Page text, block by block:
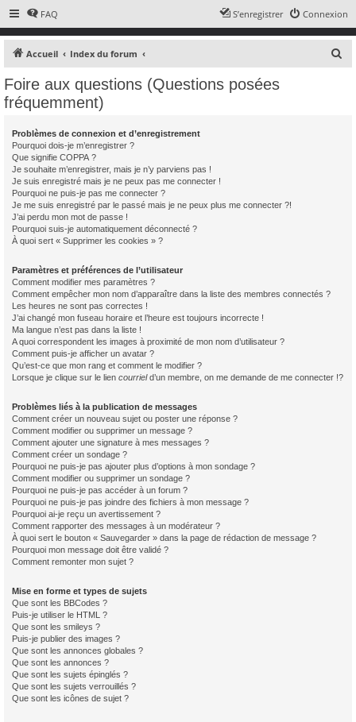
FAQ Connexion
S’enregistrer
Accueil Index du forum
Foire aux questions (Questions posées
fréquemment)
Problèmes de connexion et d’enregistrement
Pourquoi dois-je m’enregistrer ?
Que signifie COPPA ?
Je souhaite m’enregistrer, mais je n’y parviens pas !
Je suis enregistré mais je ne peux pas me connecter !
Pourquoi ne puis-je pas me connecter ?
Je me suis enregistré par le passé mais je ne peux plus me connecter ?!
J’ai perdu mon mot de passe !
Pourquoi suis-je automatiquement déconnecté ?
À quoi sert « Supprimer les cookies » ?
Paramètres et préférences de l’utilisateur
Comment modifier mes paramètres ?
Comment empêcher mon nom d’apparaître dans la liste des membres connectés ?
Les heures ne sont pas correctes !
J’ai changé mon fuseau horaire et l’heure est toujours incorrecte !
Ma langue n’est pas dans la liste !
A quoi correspondent les images à proximité de mon nom d’utilisateur ?
Comment puis-je afficher un avatar ?
Qu’est-ce que mon rang et comment le modifier ?
Lorsque je clique sur le lien courrield’un membre, on me demande de me connecter !?
Problèmes liés à la publication de messages
Comment créer un nouveau sujet ou poster une réponse ?
Comment modifier ou supprimer un message ?
Comment ajouter une signature à mes messages ?
Comment créer un sondage ?
Pourquoi ne puis-je pas ajouter plus d’options à mon sondage ?
Comment modifier ou supprimer un sondage ?
Pourquoi ne puis-je pas accéder à un forum ?
Pourquoi ne puis-je pas joindre des fichiers à mon message ?
Pourquoi ai-je reçu un avertissement ?
Comment rapporter des messages à un modérateur ?
À quoi sert le bouton « Sauvegarder » dans la page de rédaction de message ?
Pourquoi mon message doit être validé ?
Comment remonter mon sujet ?
Mise en forme et types de sujets
Que sont les BBCodes ?
Puis-je utiliser le HTML ?
Que sont les smileys ?
Puis-je publier des images ?
Que sont les annonces globales ?
Que sont les annonces ?
Que sont les sujets épinglés ?
Que sont les sujets verrouillés ?
Que sont les icônes de sujet ?